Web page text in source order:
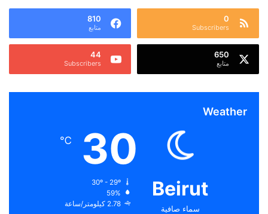
0
Subscribers
810
متابع
650
متابع
44
Subscribers
Weather
Beirut
سماء صافية
30
℃
59%
2.78 كيلومتر/ساعة